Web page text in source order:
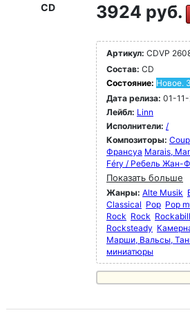
CD 3924 руб.
Артикул: CDVP
Состав: CD
Состояние: Новое.
Дата релиза: 01-
Лейбл: Linn
Исполнители: /
Композиторы:
Франсуа Marais,
Féry / Ребель Жан-
Показать больше
Жанры: Alte Musik
Classical Pop Pop
Rock Rock
Rocksteady
Марши, Вальсы,
миниатюры